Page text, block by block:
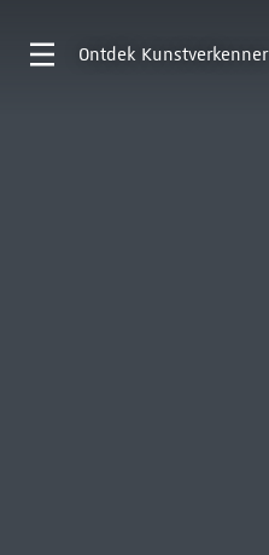
Ontdek Kunstverkenner